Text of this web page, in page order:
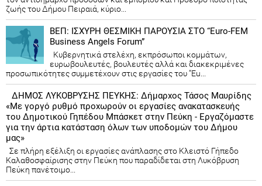
ζωής του Δήμου Πειραιά, κύριο...
ΒΕΠ: ΙΣΧΥΡΗ ΘΕΣΜΙΚΗ ΠΑΡΟΥΣΙΑ ΣΤΟ “Euro-FEM
Business Angels Forum”
Κυβερνητικά στελέχη, εκπρόσωποι κομμάτων,
ευρωβουλευτές, βουλευτές αλλά και διακεκριμένες
προσωπικότητες συμμετέχουν στις εργασίες του “Eu...
ΔΗΜΟΣ ΛΥΚΟΒΡΥΣΗΣ ΠΕΥΚΗΣ: Δήμαρχος Τάσος Μαυρίδης
«Με γοργό ρυθμό προχωρούν οι εργασίες ανακατασκευής
του Δημοτικού Γηπέδου Μπάσκετ στην Πεύκη - Εργαζόμαστε
για την άρτια κατάσταση όλων των υποδομών του Δήμου
μας»
Σε πλήρη εξέλιξη οι εργασίες ανάπλασης στο Κλειστό Γήπεδο
Καλαθοσφαίρισης στην Πεύκη που παραδίδεται στη Λυκόβρυση
Πεύκη πανέτοιμο...